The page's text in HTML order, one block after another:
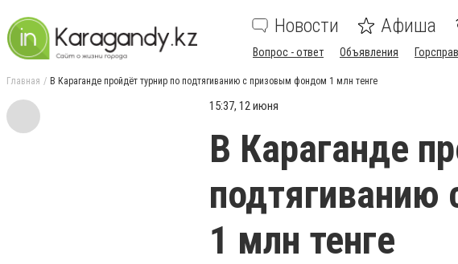
Новости Афиша
Вопрос - ответ Объявления
Главная В Караганде пройдёт турнир по подтягиванию с призовым фондом 1 млн тенге
15:37, 12 июня
В Караганде
1 млн тенге